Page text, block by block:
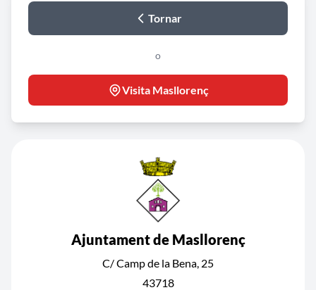
Tornar
o
Visita Masllorenç
Ajuntament de Masllorenç
C/ Camp de la Bena, 25
43718